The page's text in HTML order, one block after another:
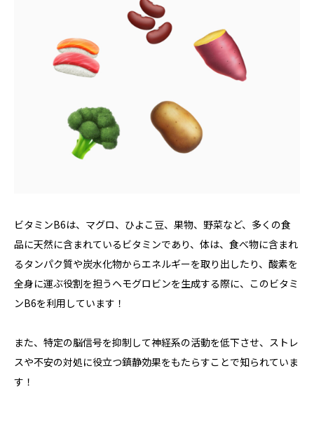
ビタミンB6は、マグロ、ひよこ豆、果物、野菜など、多くの食
品に天然に含まれているビタミンであり、体は、食べ物に含まれ
るタンパク質や炭水化物からエネルギーを取り出したり、酸素を
全身に運ぶ役割を担うヘモグロビンを生成する際に、このビタミ
ンB6を利用しています！
また、特定の脳信号を抑制して神経系の活動を低下させ、ストレ
スや不安の対処に役立つ鎮静効果をもたらすことで知られていま
す！